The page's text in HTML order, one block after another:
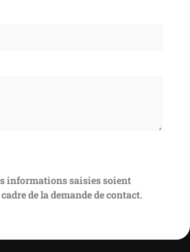
informations saisies soient
de la demande de contact.